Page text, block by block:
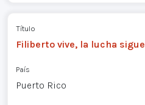
Título
Filiberto vive, la lucha sigue
País
Puerto Rico